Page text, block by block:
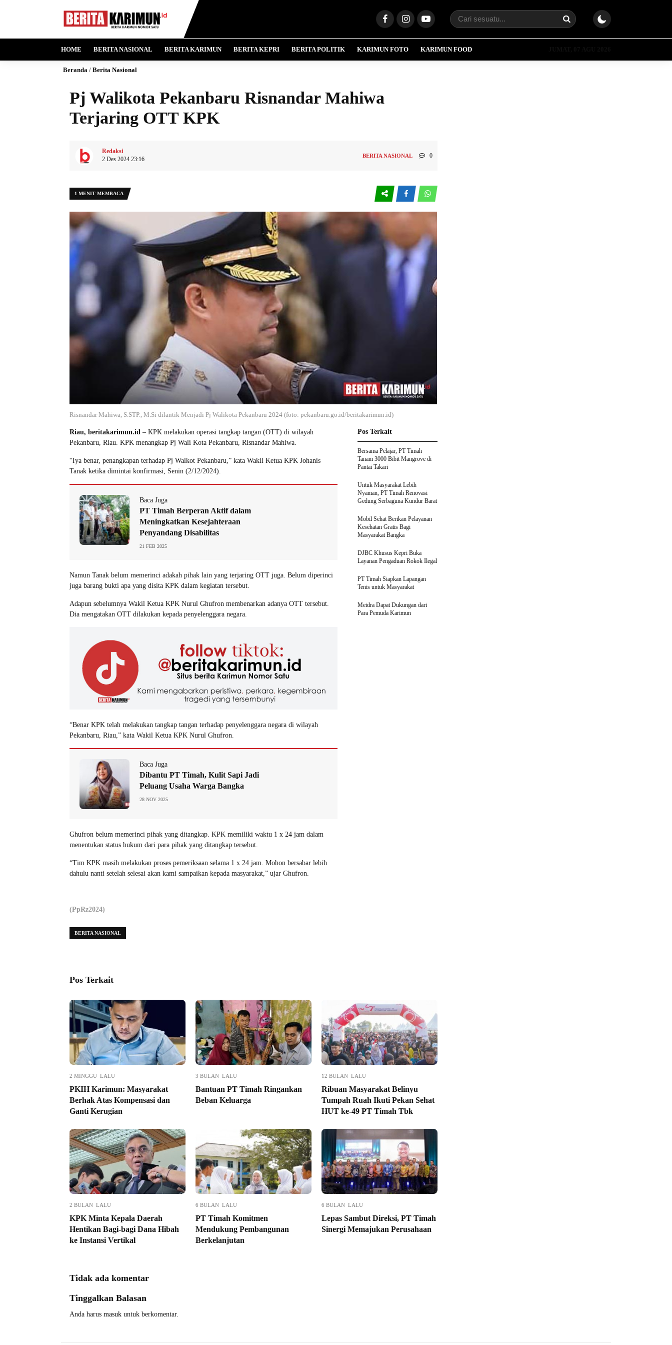
HOME BERITA NASIONAL BERITA KARIMUN BERITA KEPRI BERITA POLITIK KARIMUN FOTO KARIMUN FOOD
Beranda / Berita Nasional
Pj Walikota Pekanbaru Risnandar Mahiwa
Terjaring OTT KPK
Redaksi
2 Des 2024 23:16
BERITA NASIONAL 0
1 MENIT MEMBACA
Risnandar Mahiwa, S.STP., M.Si dilantik Menjadi Pj Walikota Pekanbaru 2024 (foto: pekanbaru.go.id/beritakarimun.id)
Riau, beritakarimun.id – KPK melakukan operasi tangkap tangan (OTT) di wilayah
Pekanbaru, Riau. KPK menangkap Pj Wali Kota Pekanbaru, Risnandar Mahiwa.
“Iya benar, penangkapan terhadap Pj Walkot Pekanbaru,” kata Wakil Ketua KPK Johanis
Tanak ketika dimintai konfirmasi, Senin (2/12/2024).
Baca Juga
PT Timah Berperan Aktif dalam
Meningkatkan Kesejahteraan
Penyandang Disabilitas
21 FEB 2025
Namun Tanak belum memerinci adakah pihak lain yang terjaring OTT juga. Belum diperinci
juga barang bukti apa yang disita KPK dalam kegiatan tersebut.
Adapun sebelumnya Wakil Ketua KPK Nurul Ghufron membenarkan adanya OTT tersebut.
Dia mengatakan OTT dilakukan kepada penyelenggara negara.
“Benar KPK telah melakukan tangkap tangan terhadap penyelenggara negara di wilayah
Pekanbaru, Riau,” kata Wakil Ketua KPK Nurul Ghufron.
Baca Juga
Dibantu PT Timah, Kulit Sapi Jadi
Peluang Usaha Warga Bangka
28 NOV 2025
Ghufron belum memerinci pihak yang ditangkap. KPK memiliki waktu 1 x 24 jam dalam
menentukan status hukum dari para pihak yang ditangkap tersebut.
“Tim KPK masih melakukan proses pemeriksaan selama 1 x 24 jam. Mohon bersabar lebih
dahulu nanti setelah selesai akan kami sampaikan kepada masyarakat,” ujar Ghufron.
(PpRz2024)
BERITA NASIONAL
Pos Terkait
Bersama Pelajar, PT Timah
Tanam 3000 Bibit Mangrove di
Pantai Takari
Untuk Masyarakat Lebih
Nyaman, PT Timah Renovasi
Gedung Serbaguna Kundur Barat
Mobil Sehat Berikan Pelayanan
Kesehatan Gratis Bagi
Masyarakat Bangka
DJBC Khusus Kepri Buka
Layanan Pengaduan Rokok Ilegal
PT Timah Siapkan Lapangan
Tenis untuk Masyarakat
Meidra Dapat Dukungan dari
Para Pemuda Karimun
Pos Terkait
2 MINGGU LALU
PKIH Karimun: Masyarakat
Berhak Atas Kompensasi dan
Ganti Kerugian
3 BULAN LALU
Bantuan PT Timah Ringankan
Beban Keluarga
12 BULAN LALU
Ribuan Masyarakat Belinyu
Tumpah Ruah Ikuti Pekan Sehat
HUT ke-49 PT Timah Tbk
2 BULAN LALU
KPK Minta Kepala Daerah
Hentikan Bagi-bagi Dana Hibah
ke Instansi Vertikal
6 BULAN LALU
PT Timah Komitmen
Mendukung Pembangunan
Berkelanjutan
6 BULAN LALU
Lepas Sambut Direksi, PT Timah
Sinergi Memajukan Perusahaan
Tidak ada komentar
Tinggalkan Balasan
Anda harus masuk untuk berkomentar.